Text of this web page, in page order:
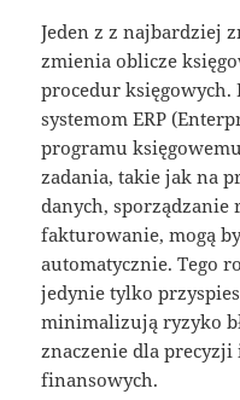
Jeden z z najbardziej
zmienia oblicze
procedur
systemom ERP
programu
zadania, takie jak na
danych,
fakturowanie, mogą
automatycznie. Tego
jedynie tylko
minimalizują ryzyko
znaczenie dla
finansowych.